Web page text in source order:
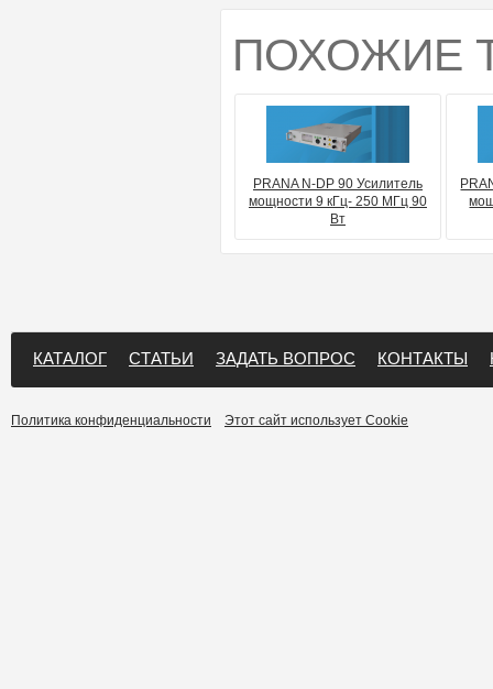
ПОХОЖИЕ
PRANA N-DP 90 Усилитель
мощности 9 кГц- 250 МГц 90
Вт
КАТАЛОГ СТАТЬИ ЗАДАТЬ ВОПРОС КОНТАКТЫ
Политика конфиденциальности Этот сайт использует Cookie